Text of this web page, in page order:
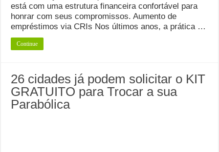
está com uma estrutura financeira confortável para
honrar com seus compromissos. Aumento de
empréstimos via CRIs Nos últimos anos, a prática …
Continue
26 cidades já podem solicitar o KIT
GRATUITO para Trocar a sua
Parabólica